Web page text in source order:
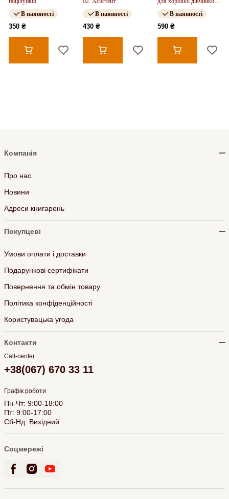
В наявності
350 ₴
В наявності
430 ₴
Книга 01
В наявності
590 ₴
Компанія
Про нас
Новини
Адреси книгарень
Покупцеві
Умови оплати і доставки
Подарункові сертифікати
Повернення та обмін товару
Політика конфіденційності
Користувацька угода
Контакти
Call-center
+38(067) 670 33 11
Графік роботи
Пн-Чт: 9:00-18:00
Пт: 9:00-17:00
Сб-Нд: Вихідний
Соцмережі